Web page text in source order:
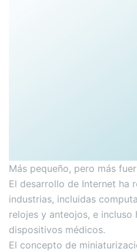
Más pequeño, pero más
El desarrollo de Internet ha
industrias, incluidas
relojes y anteojos, e
dispositivos médicos.
El concepto de